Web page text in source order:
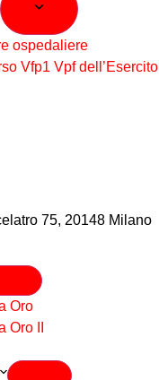
ospedaliere
Vfp1 Vpf dell’Esercito
75, 20148 Milano
Oro
Oro II